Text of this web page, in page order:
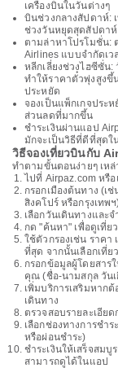
เครื่องบินในวันต่างๆ
บินช่วงกลางสัปดาห์:
ช่วงวันหยุดสุดสัปดาห์
ตามล่าหาโปรโมชั่น:
Airlines แบบจำกัดเว
หลีกเลี่ยงช่วงไฮซีซั่น
ทำให้ราคาตั๋วพุ่งสูงขึ้
ประหยัด
จองเป็นแพ็กเกจประ
ส่วนลดที่มากขึ้น
ชำระเงินผ่านแอป
มักจะเป็นวิธีที่ดีที่สุดใ
วิธีจองเที่ยวบินกับ
ทำตามขั้นตอนง่ายๆ เหล่
ไปที่ Airpaz.com หรื
กรอกเมืองต้นทาง (เ
สิงคโปร์ หรือกรุงเทพฯ
เลือกวันเดินทางและ
กด "ค้นหา" เพื่อดูเที่ย
ใช้ตัวกรองเช่น ราคา
ที่สุด จากนั้นเลือกเที่
กรอกข้อมูลผู้โดยสาร
คุณ (ชื่อ-นามสกุล วัน
เพิ่มบริการเสริมหาก
เดินทาง
ตรวจสอบรายละเอีย
เลือกช่องทางการชำ
หรือผ่อนชำระ)
ชำระเงินให้เสร็จสม
สามารถดูได้ในแอป